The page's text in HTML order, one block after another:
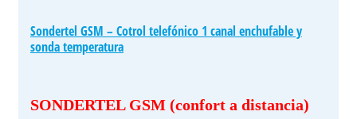
Sondertel GSM – Cotrol telefónico 1 canal enchufable y
sonda temperatura
SONDERTEL GSM (confort a distancia)